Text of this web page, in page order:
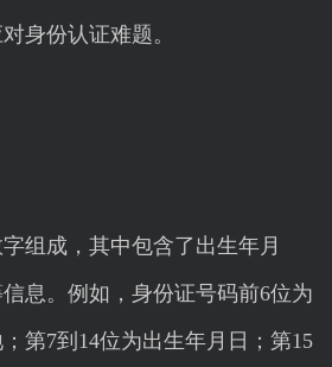
身份认证难题。
组成，其中包含了出生年月
息。例如，身份证号码前6位为
第7到14位为出生年月日；第15